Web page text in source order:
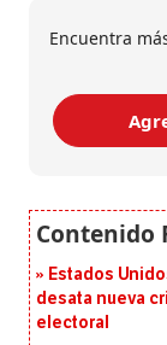
Encuentra
Estados
desata nueva
electoral